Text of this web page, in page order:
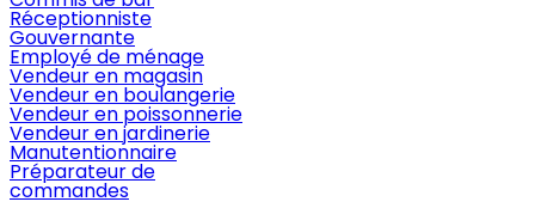
Réceptionniste
Gouvernante
Employé de ménage
Vendeur en magasin
Vendeur en boulangerie
Vendeur en poissonnerie
Vendeur en jardinerie
Manutentionnaire
Préparateur de
commandes